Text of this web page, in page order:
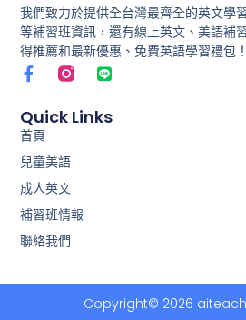
我們致力於提供全台灣最齊全的英文學
等補習班資訊，還有線上英文、美語補
得推薦和最新優惠、免費英語學習禮包！
F
a
e
b
o
o
k
-
f
L
i
e
Quick Links
首頁
兒童美語
成人英文
補習班情報
聯絡我們
Copyright© 2026